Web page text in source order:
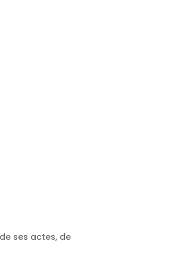
ses actes, de